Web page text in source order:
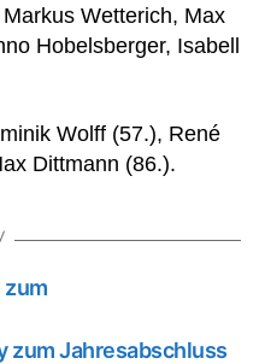
Wetterich, Max
Hobelsberger, Isabell
Wolff (57.), René
Dittmann (86.).
zum
zum Jahresabschluss